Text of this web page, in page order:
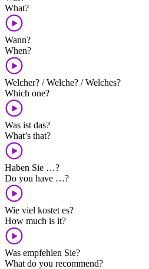
What?
Wann?
When?
Welcher? / Welche? / Welches?
Which one?
Was ist das?
What’s that?
Haben Sie …?
Do you have …?
Wie viel kostet es?
How much is it?
Was empfehlen Sie?
What do you recommend?